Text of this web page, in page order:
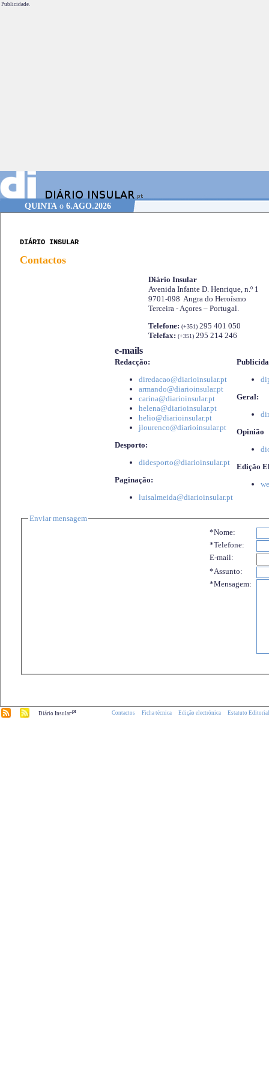
Publicidade.
QUINTAo 6.AGO.2026
DIÁRIO INSULAR
Contactos
Diário Insular
Avenida Infante D. Henrique, n.º 1
9701-098 Angra do Heroísmo
Terceira - Açores – Portugal.
Telefone: (+351) 295 401 050
Telefax: (+351) 295 214 246
e-mails
Redacção:
diredacao@diarioinsular.pt
armando@diarioinsular.pt
carina@diarioinsular.pt
helena@diarioinsular.pt
helio@diarioinsular.pt
jlourenco@diarioinsular.pt
Desporto:
didesporto@diarioinsular.pt
Paginação:
luisalmeida@diarioinsular.pt
Geral:
Opinião
Edição
Enviar mensagem
*Nome:
*Telefone:
E-mail:
*Assunto:
*Mensagem:
Diário Insular.pt Contactos Ficha técnica Edição electrónica Estatuto Editorial